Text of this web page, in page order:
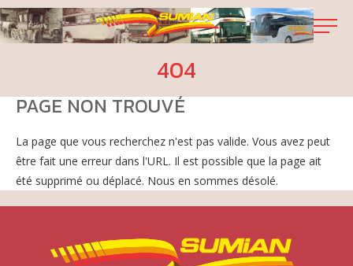
404
PAGE NON TROUVÉ
La page que vous recherchez n'est pas valide. Vous avez peut
être fait une erreur dans l'URL. Il est possible que la page ait
été supprimé ou déplacé. Nous en sommes désolé.